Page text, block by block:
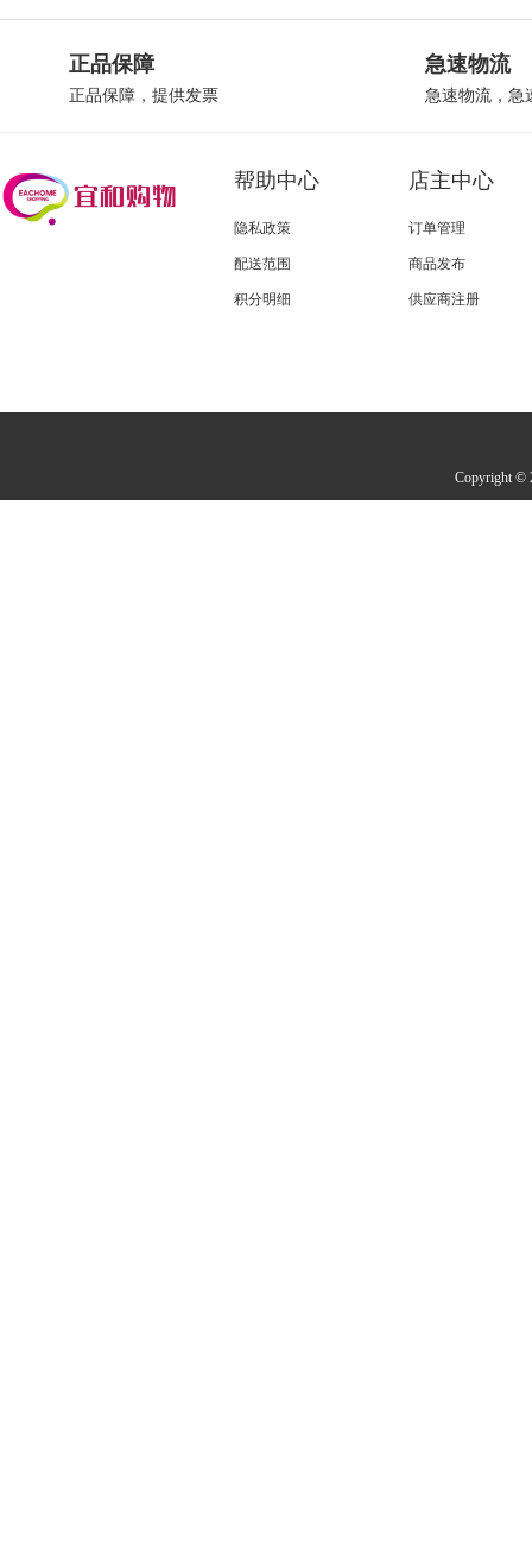
正品保障
正品保障，提供发票
急速物流
急速物流，急
帮助中心
隐私政策
配送范围
积分明细
店主中心
订单管理
商品发布
供应商注册
Copyright ©